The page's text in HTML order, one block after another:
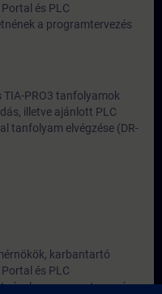
és PLC
a programtervezés
TIA-PRO3 tanfolyamok
illetve ajánlott PLC
tanfolyam elvégzése (DR-
karbantartó
és PLC
a programtervezés